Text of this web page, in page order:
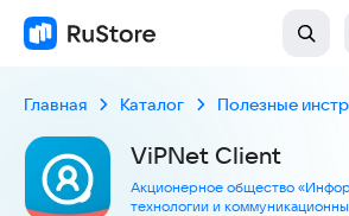
Главная Каталог Полезные
ViPNet Client
Акционерное общество
технологии и